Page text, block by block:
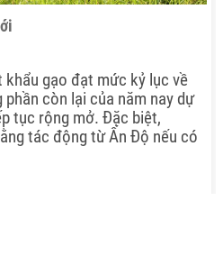
khẩu gạo đạt mức kỷ lục về
còn lại của năm nay dự
tục rộng mở. Đặc biệt,
tác động từ Ấn Độ nếu có